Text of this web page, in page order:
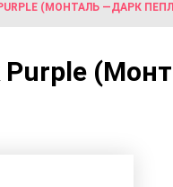
(МОНТАЛЬ —ДАРК